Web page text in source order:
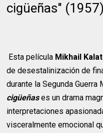
cigüeñas" (1957)
Esta película Mikhail
de desestalinización de
durante la Segunda Guerra
cigüeñases un drama
interpretaciones
visceralmente emocional